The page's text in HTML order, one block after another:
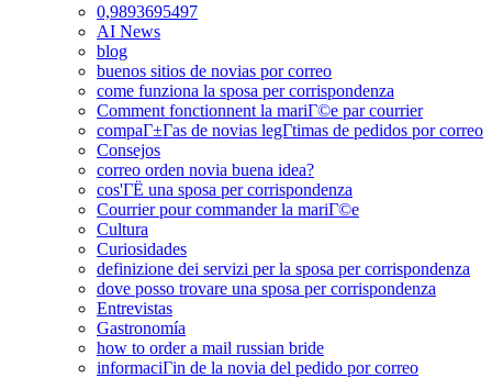
0,9893695497
AI News
blog
buenos sitios de novias por correo
come funziona la sposa per corrispondenza
Comment fonctionnent la mariГ©e par courrier
compaГ±Г­as de novias legГ­timas de pedidos por correo
Consejos
correo orden novia buena idea?
cos'ГЁ una sposa per corrispondenza
Courrier pour commander la mariГ©e
Cultura
Curiosidades
definizione dei servizi per la sposa per corrispondenza
dove posso trovare una sposa per corrispondenza
Entrevistas
Gastronomía
how to order a mail russian bride
informaciГіn de la novia del pedido por correo